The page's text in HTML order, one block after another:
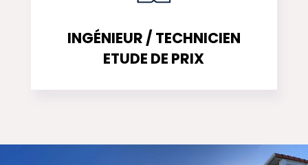
INGÉNIEUR / TECHNICIEN
ETUDE DE PRIX